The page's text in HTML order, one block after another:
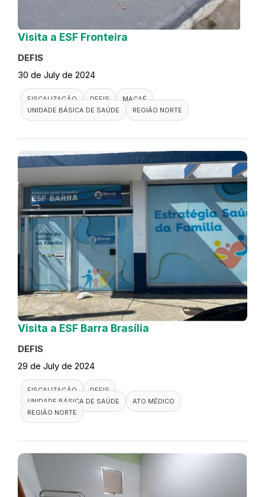
Visita a ESF Fronteira
DEFIS
30 de July de 2024
FISCALIZAÇÃO DEFIS
MACAÉ
UNIDADE BÁSICA DE SAÚDE
REGIÃO NORTE
Visita a ESF Barra Brasília
DEFIS
29 de July de 2024
FISCALIZAÇÃO
DEFIS
UNIDADE BÁSICA DE SAÚDE
ATO MÉDICO
REGIÃO NORTE